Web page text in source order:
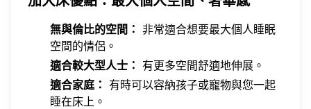
無與倫比的空間： 非常適合想要最大個人睡眠
空間的情侶。
適合較大型人士： 有更多空間舒適地伸展。
適合家庭： 有時可以容納孩子或寵物與您一起
睡在床上。